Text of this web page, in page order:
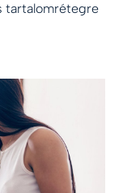
tartalomrétegre